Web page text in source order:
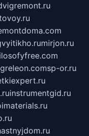
vyitikho.rumirjon.ru
greleon.comsp-or.ru
instrumentgid.ru